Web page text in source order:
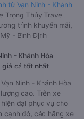
từ Vạn Ninh - Khánh
Trọng Thủy Travel.
trình khuyến mãi,
- Bình Định
- Khánh Hòa
giá cả tốt nhất
Ninh - Khánh Hòa
cao. Trên xe
đại phục vụ cho
cạnh đó, các hãng xe